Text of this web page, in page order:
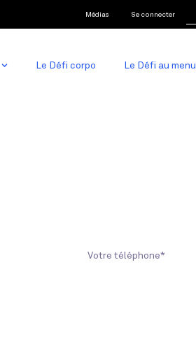
Médias Se connecter
Le Défi corpo Le Défi au menu